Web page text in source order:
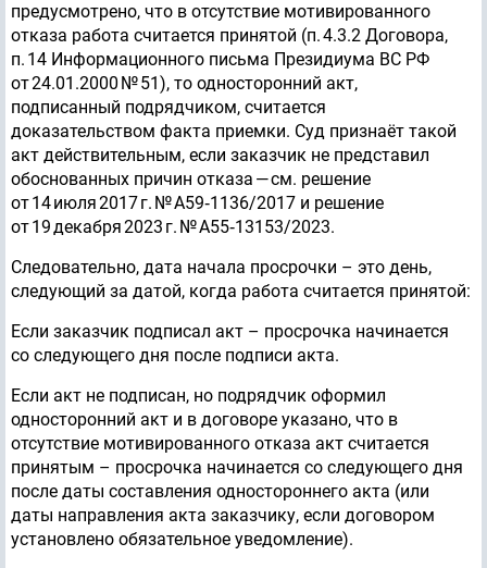
предусмотрено, что в отсутствие мотивированного
отказа работа считается принятой (п. 4.3.2 Договора,
п. 14 Информационного письма Президиума ВС РФ
от 24.01.2000 № 51), то односторонний акт,
подписанный подрядчиком, считается
доказательством факта приемки. Суд признаёт такой
акт действительным, если заказчик не представил
обоснованных причин отказа — см. решение
от 14 июля 2017 г. № А59‑1136/2017 и решение
от 19 декабря 2023 г. № А55‑13153/2023.
Следовательно, дата начала просрочки – это день,
следующий за датой, когда работа считается принятой:
Если заказчик подписал акт – просрочка начинается
со следующего дня после подписи акта.
Если акт не подписан, но подрядчик оформил
односторонний акт и в договоре указано, что в
отсутствие мотивированного отказа акт считается
принятым – просрочка начинается со следующего дня
после даты составления одностороннего акта (или
даты направления акта заказчику, если договором
установлено обязательное уведомление).